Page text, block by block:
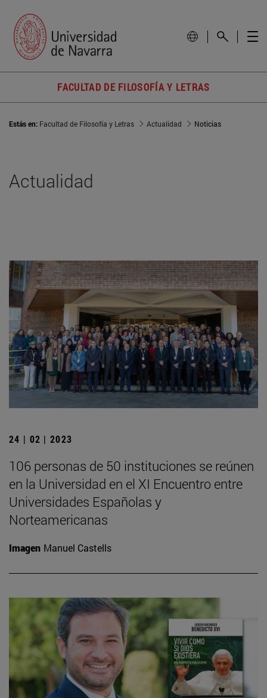
FACULTAD DE FILOSOFÍA Y LETRAS
Estás en: Facultad de Filosofía y Letras Actualidad Noticias
Actualidad
24 | 02 | 2023
106 personas de 50 instituciones se reúnen
en la Universidad en el XI Encuentro entre
Universidades Españolas y
Norteamericanas
Imagen Manuel Castells